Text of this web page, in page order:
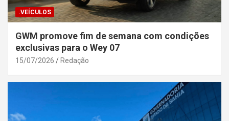
.VEÍCULOS
GWM promove fim de semana com condições
exclusivas para o Wey 07
15/07/2026 Redação